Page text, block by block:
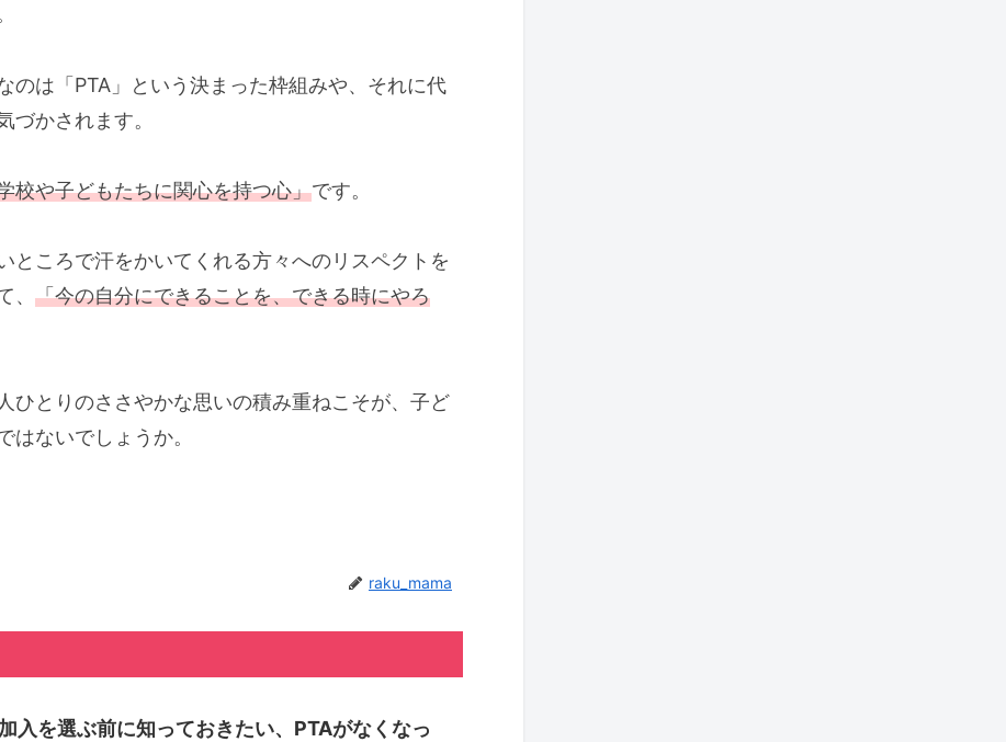
のは「PTA」という決まった枠組みや、それに代
づかされます。
校や子どもたちに関心を持つ心」です。
ところで汗をかいてくれる方々へのリスペクトを
、 「今の自分にできることを、できる時にやろ
ひとりのささやかな思いの積み重ねこそが、子ど
はないでしょうか。
raku_mama
入を選ぶ前に知っておきたい、PTAがなくなっ